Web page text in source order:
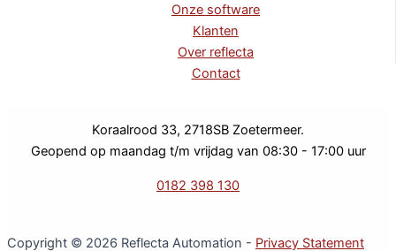
Onze software
Klanten
Over reflecta
Contact
Koraalrood 33, 2718SB Zoetermeer.
Geopend op maandag t/m vrijdag van 08:30 - 17:00 uur
0182 398 130
Copyright © 2026 Reflecta Automation - Privacy Statement